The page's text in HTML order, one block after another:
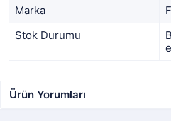
Marka
Stok Durumu
Ürün Yorumları